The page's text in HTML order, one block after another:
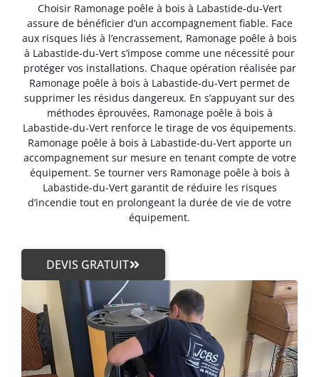
Choisir Ramonage poêle à bois à Labastide-du-Vert
assure de bénéficier d’un accompagnement fiable. Face
aux risques liés à l’encrassement, Ramonage poêle à bois
à Labastide-du-Vert s’impose comme une nécessité pour
protéger vos installations. Chaque opération réalisée par
Ramonage poêle à bois à Labastide-du-Vert permet de
supprimer les résidus dangereux. En s’appuyant sur des
méthodes éprouvées, Ramonage poêle à bois à
Labastide-du-Vert renforce le tirage de vos équipements.
Ramonage poêle à bois à Labastide-du-Vert apporte un
accompagnement sur mesure en tenant compte de votre
équipement. Se tourner vers Ramonage poêle à bois à
Labastide-du-Vert garantit de réduire les risques
d’incendie tout en prolongeant la durée de vie de votre
équipement.
DEVIS GRATUIT